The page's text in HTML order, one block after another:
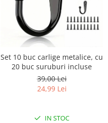
Set 10 buc carlige metalice, cu
20 buc suruburi incluse
39,00 Lei
24,99 Lei
IN STOC